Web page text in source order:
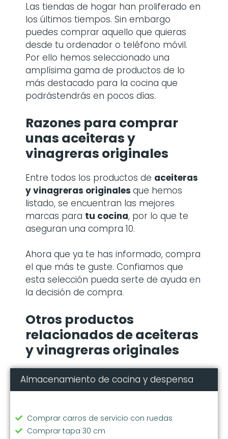
Las tiendas de hogar han proliferado en
los últimos tiempos. Sin embargo
puedes comprar aquello que quieras
desde tu ordenador o teléfono móvil.
Por ello hemos seleccionado una
amplísima gama de productos de lo
más destacado para la cocina que
podrástendrás en pocos días.
Razones para comprar
unas aceiteras y
vinagreras originales
Entre todos los productos de aceiteras
y vinagreras originales que hemos
listado, se encuentran las mejores
marcas para tu cocina, por lo que te
aseguran una compra 10.
Ahora que ya te has informado, compra
el que más te guste. Confiamos que
esta selección pueda serte de ayuda en
la decisión de compra.
Otros productos
relacionados de aceiteras
y vinagreras originales
Almacenamiento de cocina y despensa
Comprar carros de servicio con ruedas
Comprar tapa 30 cm